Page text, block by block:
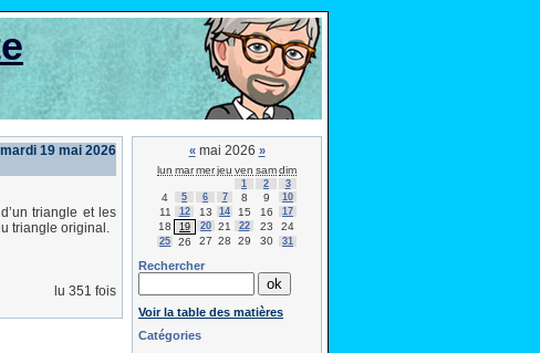
mardi 19 mai 2026
triangle et les
triangle original.
lu 351 fois
«mai 2026 »
lun marmerjeu ven samdim
1 2 3
4 5 6 7 8 9 10
11 12 13 14 15 16 17
18 19 20 21 22 23 24
25 26 27 28 29 30 31
Rechercher
Voir la table des matières
Catégories